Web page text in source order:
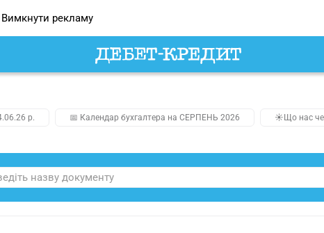
Вимкнути рекламу
р. 📅 Календар бухгалтера на СЕРПЕНЬ 2026 ☀️Що нас